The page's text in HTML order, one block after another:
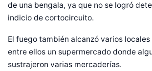
de una bengala, ya que no se logró
indicio de cortocircuito.
El fuego también alcanzó varios
entre ellos un supermercado donde
sustrajeron varias mercaderías.